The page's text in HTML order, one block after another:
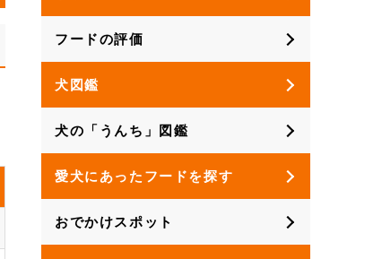
フードの評価
犬図鑑
犬の「うんち」図鑑
愛犬にあったフードを探す
おでかけスポット